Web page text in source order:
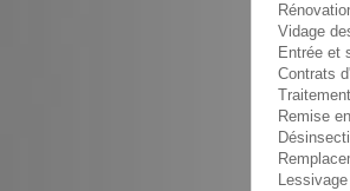
Vidage
Entrée et
Contrats
Remise